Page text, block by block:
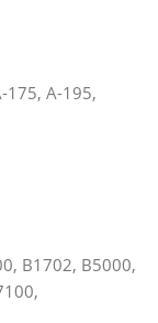
175, A-195,
B1702, B5000,